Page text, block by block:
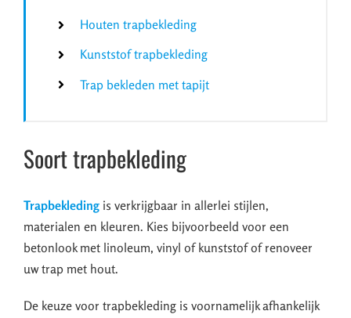
Houten trapbekleding
Kunststof trapbekleding
Trap bekleden met tapijt
Soort trapbekleding
Trapbekleding is verkrijgbaar in allerlei stijlen,
materialen en kleuren. Kies bijvoorbeeld voor een
betonlook met linoleum, vinyl of kunststof of renoveer
uw trap met hout.
De keuze voor trapbekleding is voornamelijk afhankelijk